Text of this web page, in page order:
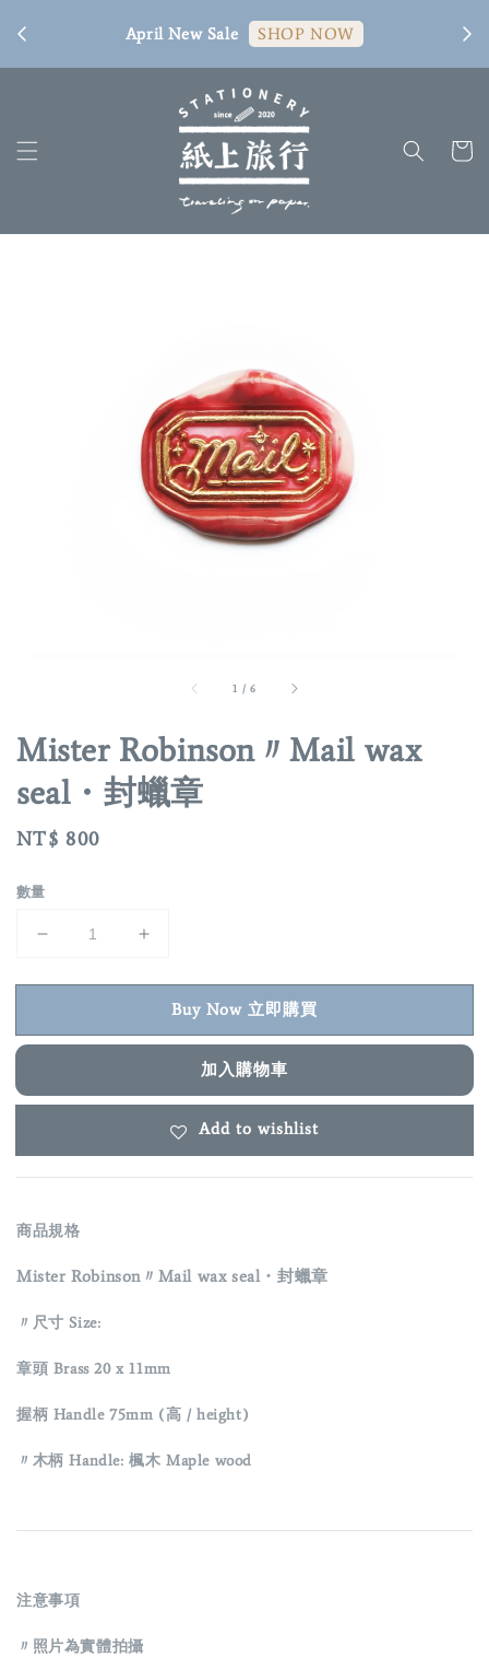
April New Sale SHOP NOW
1 /6
Mister Robinson〃Mail wax
seal・封蠟章
Regular
NT$ 800
數量
Buy Now 立即購買
加入購物車
Add to wishlist
商品規格
Mister Robinson〃Mail wax seal・封蠟章
〃尺寸 Size:
章頭 Brass 20 x 11mm
握柄 Handle 75mm (高 / height)
〃木柄 Handle: 楓木 Maple wood
注意事項
〃照片為實體拍攝